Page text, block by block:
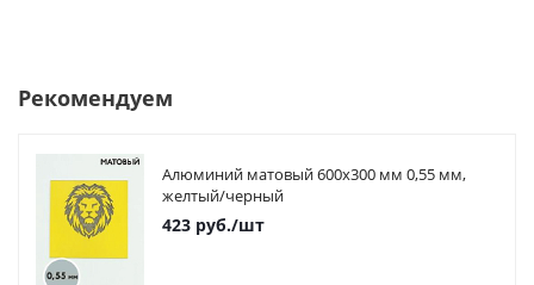
Рекомендуем
Алюминий матовый 600х300 мм 0,55 мм,
желтый/черный
423 руб./шт